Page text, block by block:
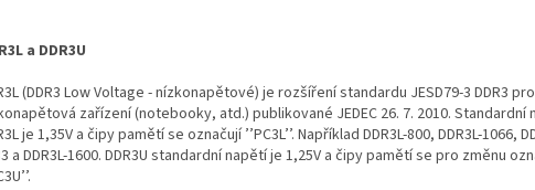
a DDR3U
(DDR3 Low Voltage - nízkonapětové) je rozšíření standardu JESD79-3 DDR3 pro
zařízení (notebooky, atd.) publikované JEDEC 26. 7. 2010. Standardní
je 1,35V a čipy pamětí se označují ’’PC3L’’. Například DDR3L‐800, DDR3L‐1066,
a DDR3L‐1600. DDR3U standardní napětí je 1,25V a čipy pamětí se pro změnu